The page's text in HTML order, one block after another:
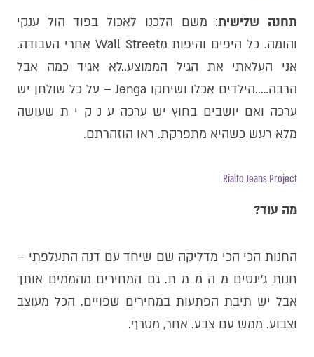
תחנה שלישית: משם הלכנו לאכול בפוד הול ענקי
והומה. כל היפים והיפות מWall Street אחרי העבודה.
אני העלאתי את הגיל הממוצע..לא אגיד כמה אבל
הרבה…..הילדים אכלו ושיחקו Jenga – על כל שולחן יש
ערכה ואם יושבים בחוץ יש ערכה ע נ ק י ת שעושה
מלא רעש כשהיא מתפרקת. ראו הוזהרתם.
Rialto Jeans Project
מה עוד?
החנות הכי הכי מדליקה שם שיחד עם דנה התעלפתי –
חנות ג׳ינסים מ ה מ מ ת. גם המחירים מהממים אותך
אבל יש תיבת הפתעות במחירים שפויים. הכל מעוצב
וצבוע. ממש עם צבע. אחר, מטרף.